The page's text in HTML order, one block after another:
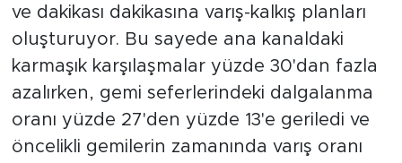
ve dakikası dakikasına varış-kalkış planları
oluşturuyor. Bu sayede ana kanaldaki
karmaşık karşılaşmalar yüzde 30'dan fazla
azalırken, gemi seferlerindeki dalgalanma
oranı yüzde 27'den yüzde 13'e geriledi ve
öncelikli gemilerin zamanında varış oranı